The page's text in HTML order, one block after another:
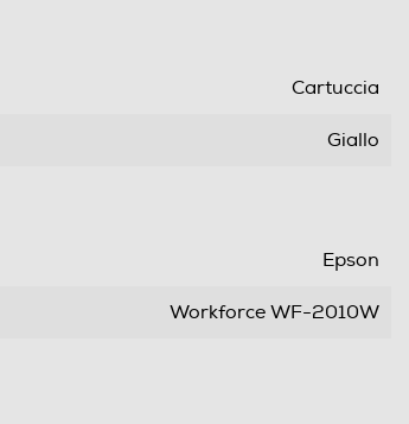
Cartuccia
Giallo
Epson
Workforce WF-2010W